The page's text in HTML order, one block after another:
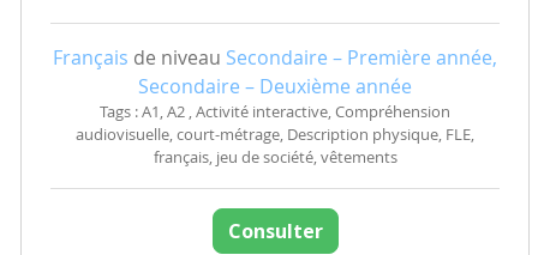
Français de niveau Secondaire – Première année,
Secondaire – Deuxième année
Tags : A1, A2 , Activité interactive, Compréhension
audiovisuelle, court-métrage, Description physique, FLE,
français, jeu de société, vêtements
Consulter